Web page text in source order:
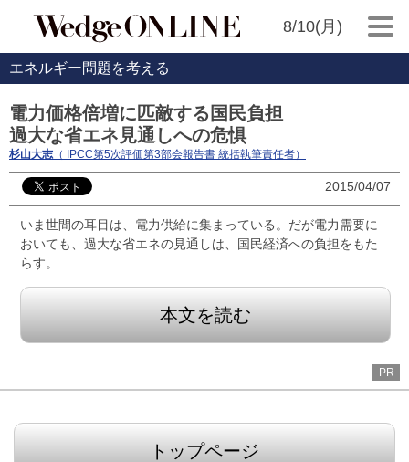
8/10(月)
エネルギー問題を考える
電力価格倍増に匹敵する国民負担
過大な省エネ見通しへの危惧
杉山大志（ IPCC第5次評価第3部会報告書 統括執筆責任者）
2015/04/07
いま世間の耳目は、電力供給に集まっている。だが電力需要に
おいても、過大な省エネの見通しは、国民経済への負担をもた
らす。
本文を読む
PR
トップページ